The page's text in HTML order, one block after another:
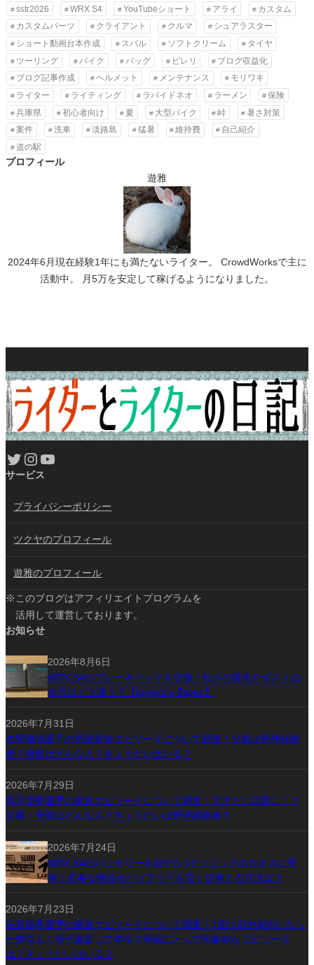
sstr2026
WRX S4 YouTubeショート アライ
カスタム
カスタムパーツ
クライアント クルマ
シュアラスター
ショート動画台本作成
スバル ソフトクリーム
タイヤ
ツーリング
バイク バッグ ピレリ
ブログ収益化
ブログ記事作成
ヘルメット メンテナンス
モリワキ
ライター
ライティング ラパイドネオ ラーメン
保険
兵庫県
初心者向け 夏 大型バイク 峠
暑さ対策
案件
洗車 淡路島 猛暑 維持費
自己紹介
道の駅
プロフィール
遊雅
2024年6月現在経験1年にも満たないライター。 CrowdWorksで主に
活動中。 月5万を安定して稼げるようになりました。
Twitter Instagram YouTube
サービス
プライバシーポリシー
ツクヤのプロフィール
遊雅のプロフィール
※このブログはアフィリエイトプログラムを
活用して運営しております。
お知らせ
2026年8月6日
WRX S4のブレーキパッドを交換！効きの変化やダストの
出方はどう違う？【project μ Bspec】
2026年7月31日
矢野雅哉選手の実家家族エピソードについて調査！父親は野球経験
者？母親はどんな人？きょうだいはいる？
2026年7月29日
髙寺望夢選手の家族エピソードについて調査！天才だと話題に！？
父親・母親はどんな人？きょうだいは野球経験者？
2026年7月24日
WRX S4のバッテリーをDIYでパナソニックのカオスに交
換！必要な物品やバッテリーを安く交換する方法は？
2026年7月23日
笹原操希選手の家族エピソードについて調査！1度は自由契約になっ
た苦労人！母子家庭って本当？母親にとって印象的なエピソード
は？きょうだいはいる？